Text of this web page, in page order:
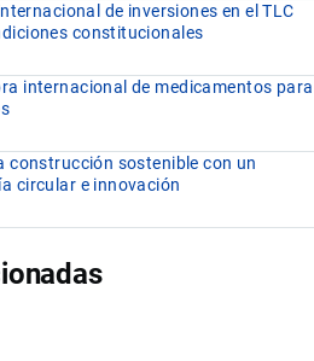
de inversiones en el TLC
constitucionales
internacional de medicamentos para
construcción sostenible con un
circular e innovación